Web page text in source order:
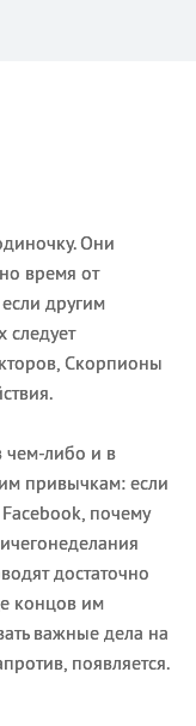
Они
время от
другим
следует
Скорпионы
чем-либо и в
привычкам: если
почему
достаточно
концов им
важные дела на
появляется.